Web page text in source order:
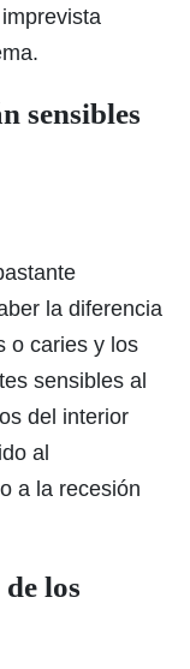
sensibles
la diferencia
o caries y los
sensibles al
del interior
al
a la recesión
los